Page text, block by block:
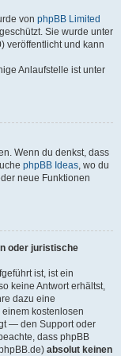
von phpBB Limited
Sie wurde unter
veröffentlicht und kann
Anlaufstelle ist unter
Wenn du denkst, dass
phpBB Ideas, wo du
neue Funktionen
oder juristische
ist, ist ein
keine Antwort erhältst,
dazu eine
kostenlosen
— den Support oder
dass phpBB
absolut keinen